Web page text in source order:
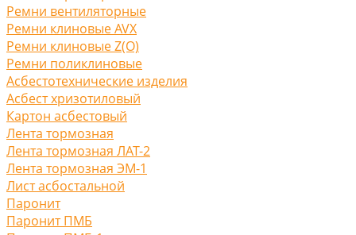
Ремни вентиляторные
Ремни клиновые AVX
Ремни клиновые Z(O)
Ремни поликлиновые
Асбестотехнические изделия
Асбест хризотиловый
Картон асбестовый
Лента тормозная
Лента тормозная ЛАТ-2
Лента тормозная ЭМ-1
Лист асбостальной
Паронит
Паронит ПМБ